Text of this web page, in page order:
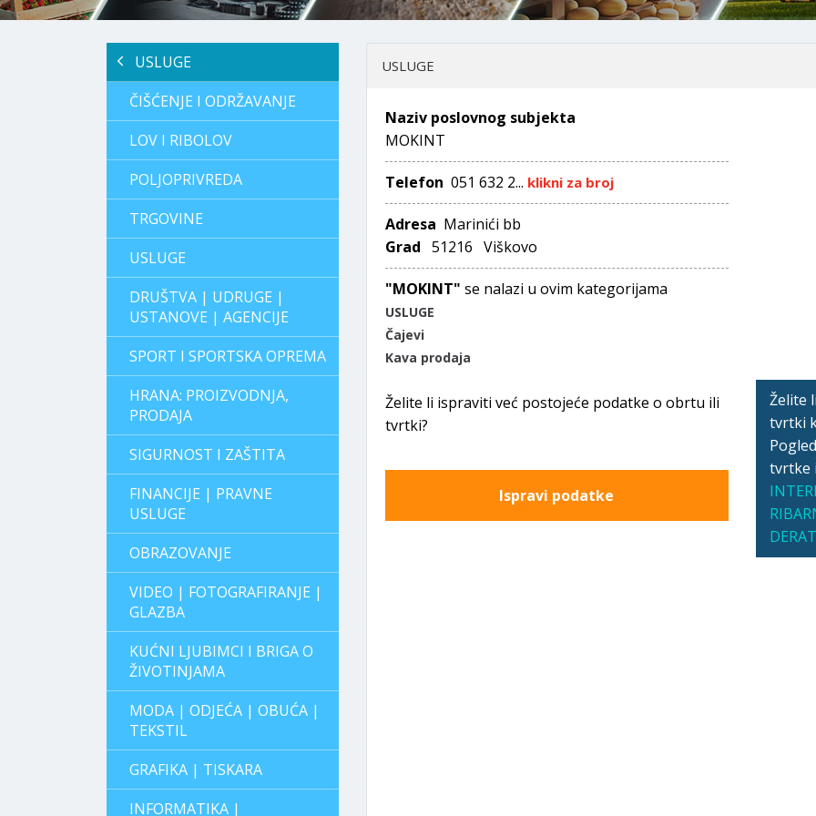
USLUGE
ČIŠĆENJE I ODRŽAVANJE
LOV I RIBOLOV
POLJOPRIVREDA
TRGOVINE
USLUGE
DRUŠTVA | UDRUGE |
USTANOVE | AGENCIJE
SPORT I SPORTSKA OPREMA
HRANA: PROIZVODNJA,
PRODAJA
SIGURNOST I ZAŠTITA
FINANCIJE | PRAVNE
USLUGE
OBRAZOVANJE
VIDEO | FOTOGRAFIRANJE |
GLAZBA
KUĆNI LJUBIMCI I BRIGA O
ŽIVOTINJAMA
MODA | ODJEĆA | OBUĆA |
TEKSTIL
GRAFIKA | TISKARA
INFORMATIKA |
USLUGE
Naziv poslovnog subjekta
MOKINT
Telefon 051 632 2... klikni za broj
Adresa Marinići bb
Grad 51216 Viškovo
"MOKINT" se nalazi u ovim kategorijama
USLUGE
Čajevi
Kava prodaja
Želite li ispraviti već postojeće podatke o obrtu ili
tvrtki?
Ispravi podatke
Želite
tvrtki
tvrtke